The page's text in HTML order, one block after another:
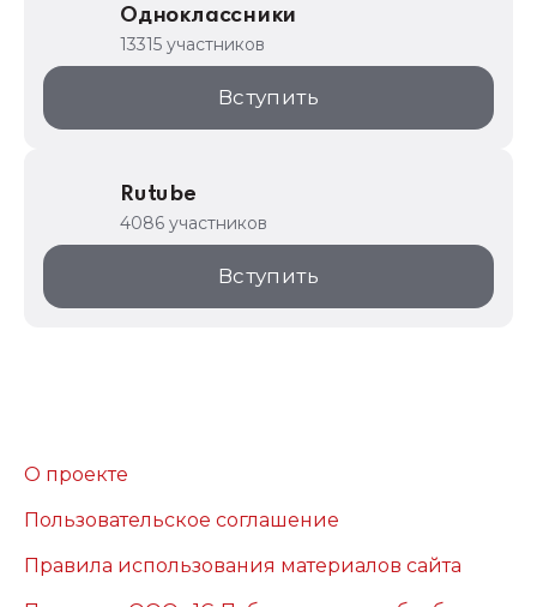
Одноклассники
13315 участников
Вступить
Rutube
4086 участников
Вступить
О проекте
Пользовательское соглашение
Правила использования материалов сайта